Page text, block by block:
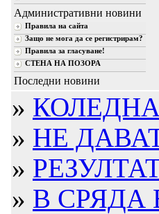
Административни новини
Правила на сайта
Защо не мога да се регистрирам?
Правила за гласуване!
СТЕНА НА ПОЗОРА
Последни новини
»
» НЕ
»
» В СРЯДА